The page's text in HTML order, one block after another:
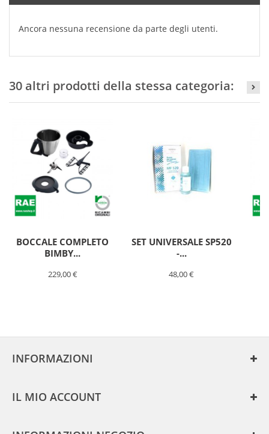
Ancora nessuna recensione da parte degli utenti.
30 altri prodotti della stessa categoria:
BOCCALE COMPLETO
BIMBY...
229,00 €
SET UNIVERSALE SP520
-...
48,00 €
FOLLETTO
https://www.raeshop.it/669-
INFORMAZIONI
IL MIO ACCOUNT